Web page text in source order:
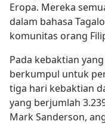
Eropa. Mereka
dalam bahasa
komunitas orang
Pada kebaktian
berkumpul untuk
tiga hari kebaktian
yang berjumlah
Mark Sanderson,